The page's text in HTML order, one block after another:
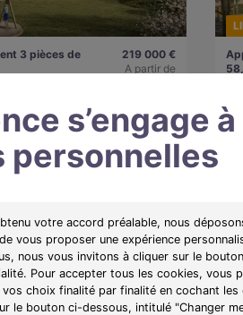
s’engage
personnelles
votre accord préalable, nous
vous proposer une expérience
nous vous invitons à cliquer sur le
Pour accepter tous les cookies, vous
choix finalité par finalité en cochant
le bouton ci-dessous, intitulé "Changer
3 pièces de
219 000 €
A partir de
:
appartements du 2 au 4
du futur parc du centre
Voir l'appartement